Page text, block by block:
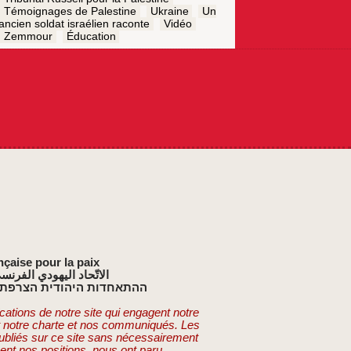
Témoignages de Palestine
Ukraine
Un
soldat israélien raconte
Vidéo
Zemmour
Éducation
pour la paix
الاتّحاد اليهودي
ההתאחדות היהודית
de notre site qui engagent notre
charte et nos communiqués. Les
sur ce site sans nécessairement